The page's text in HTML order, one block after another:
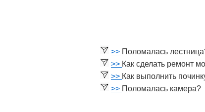
>> Поломалась
>> Как сделать ремонт
>> Как выполнить
>> Поломалась камера?